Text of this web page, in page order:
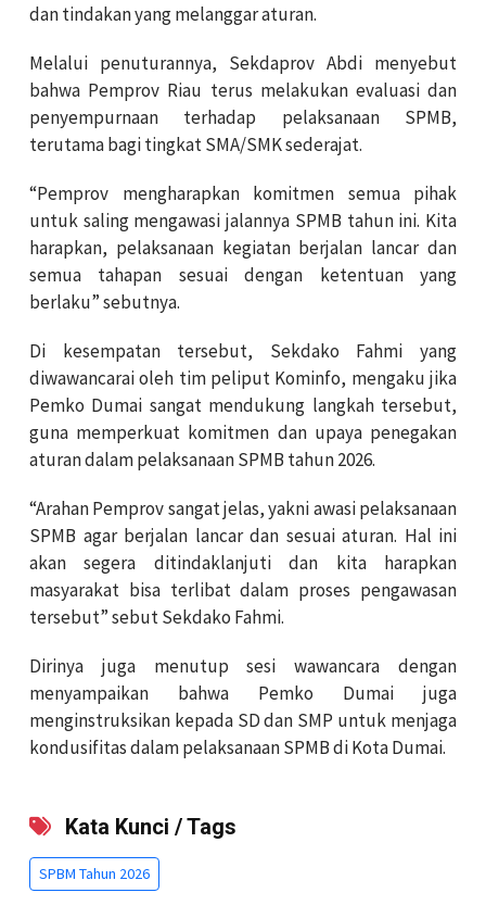
dan tindakan yang melanggar aturan.
Melalui penuturannya, Sekdaprov Abdi menyebut
bahwa Pemprov Riau terus melakukan evaluasi dan
penyempurnaan terhadap pelaksanaan SPMB,
terutama bagi tingkat SMA/SMK sederajat.
“Pemprov mengharapkan komitmen semua pihak
untuk saling mengawasi jalannya SPMB tahun ini. Kita
harapkan, pelaksanaan kegiatan berjalan lancar dan
semua tahapan sesuai dengan ketentuan yang
berlaku” sebutnya.
Di kesempatan tersebut, Sekdako Fahmi yang
diwawancarai oleh tim peliput Kominfo, mengaku jika
Pemko Dumai sangat mendukung langkah tersebut,
guna memperkuat komitmen dan upaya penegakan
aturan dalam pelaksanaan SPMB tahun 2026.
“Arahan Pemprov sangat jelas, yakni awasi pelaksanaan
SPMB agar berjalan lancar dan sesuai aturan. Hal ini
akan segera ditindaklanjuti dan kita harapkan
masyarakat bisa terlibat dalam proses pengawasan
tersebut” sebut Sekdako Fahmi.
Dirinya juga menutup sesi wawancara dengan
menyampaikan bahwa Pemko Dumai juga
menginstruksikan kepada SD dan SMP untuk menjaga
kondusifitas dalam pelaksanaan SPMB di Kota Dumai.
Kata Kunci / Tags
SPBM Tahun 2026